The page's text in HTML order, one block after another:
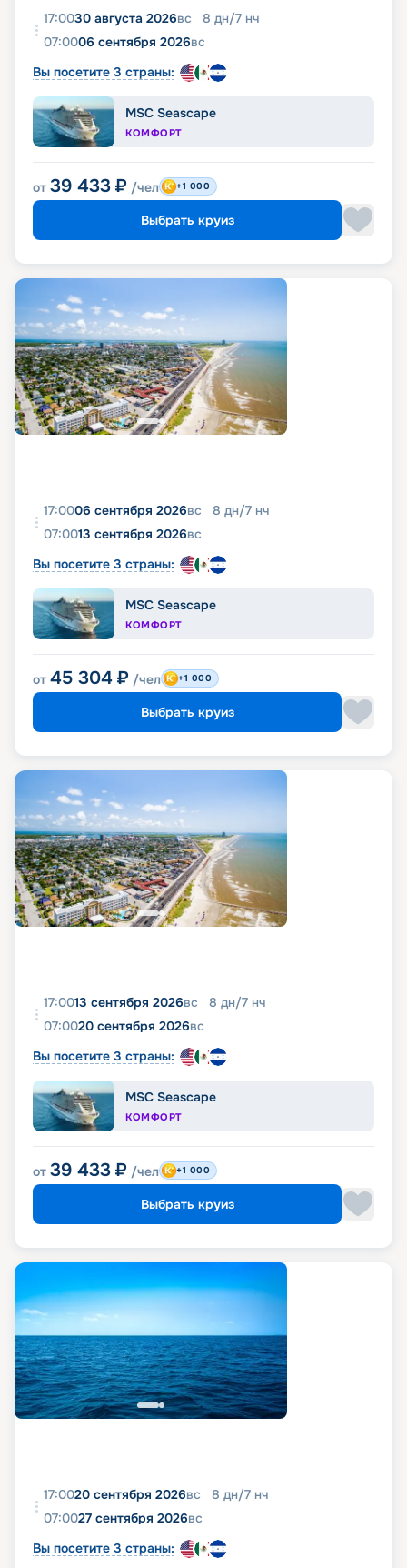
17:0030 августа 2026вс 8 дн/7 нч
07:0006 сентября 2026вс
Вы посетите 3 страны:
MSC Seascape
КОМФОРТ
от 39 433 ₽ /чел +1 000
Выбрать круиз
17:0006 сентября 2026вс 8 дн/7 нч
07:0013 сентября 2026вс
Вы посетите 3 страны:
MSC Seascape
КОМФОРТ
от 45 304 ₽ /чел +1 000
Выбрать круиз
17:0013 сентября 2026вс 8 дн/7 нч
07:0020 сентября 2026вс
Вы посетите 3 страны:
MSC Seascape
КОМФОРТ
от 39 433 ₽ /чел +1 000
Выбрать круиз
17:0020 сентября 2026вс 8 дн/7 нч
07:0027 сентября 2026вс
Вы посетите 3 страны: